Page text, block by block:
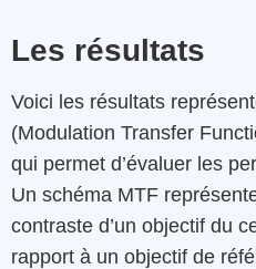
Les résultats
Voici les résultats
(Modulation Transfer
qui permet d’évaluer les
Un schéma MTF
contraste d’un objectif du
rapport à un objectif de